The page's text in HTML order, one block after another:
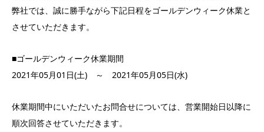
弊社では、誠に勝手ながら下記日程をゴールデンウィーク休業と
させていただきます。
■ゴールデンウィーク休業期間
2021年05月01日(土) ～ 2021年05月05日(水)
休業期間中にいただいたお問合せについては、営業開始日以降に
順次回答させていただきます。